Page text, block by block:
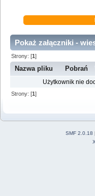
Pokaż załączniki -
Strony: [1]
Nazwa pliku Pobrań
Użytkownik nie
Strony: [1]
SMF 2.0.18